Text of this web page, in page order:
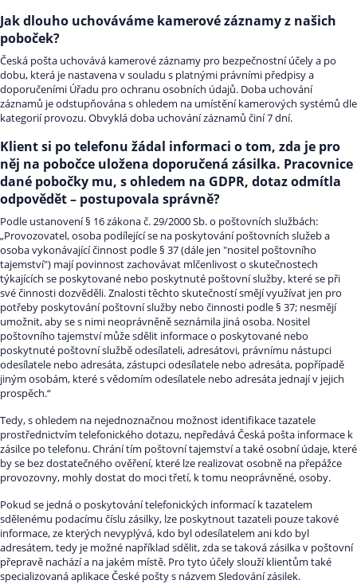
Jak dlouho uchováváme kamerové záznamy z našich
poboček?
Česká pošta uchovává kamerové záznamy pro bezpečnostní účely a po
dobu, která je nastavena v souladu s platnými právními předpisy a
doporučeními Úřadu pro ochranu osobních údajů. Doba uchování
záznamů je odstupňována s ohledem na umístění kamerových systémů dle
kategorií provozu. Obvyklá doba uchování záznamů činí 7 dní.
Klient si po telefonu žádal informaci o tom, zda je pro
něj na pobočce uložena doporučená zásilka. Pracovnice
dané pobočky mu, s ohledem na GDPR, dotaz odmítla
odpovědět – postupovala správně?
Podle ustanovení § 16 zákona č. 29/2000 Sb. o poštovních službách:
„Provozovatel, osoba podílející se na poskytování poštovních služeb a
osoba vykonávající činnost podle § 37 (dále jen "nositel poštovního
tajemství") mají povinnost zachovávat mlčenlivost o skutečnostech
týkajících se poskytované nebo poskytnuté poštovní služby, které se při
své činnosti dozvěděli. Znalosti těchto skutečností smějí využívat jen pro
potřeby poskytování poštovní služby nebo činnosti podle § 37; nesmějí
umožnit, aby se s nimi neoprávněně seznámila jiná osoba. Nositel
poštovního tajemství může sdělit informace o poskytované nebo
poskytnuté poštovní službě odesílateli, adresátovi, právnímu nástupci
odesílatele nebo adresáta, zástupci odesílatele nebo adresáta, popřípadě
jiným osobám, které s vědomím odesílatele nebo adresáta jednají v jejich
prospěch.“
Tedy, s ohledem na nejednoznačnou možnost identifikace tazatele
prostřednictvím telefonického dotazu, nepředává Česká pošta informace k
zásilce po telefonu. Chrání tím poštovní tajemství a také osobní údaje, které
by se bez dostatečného ověření, které lze realizovat osobně na přepážce
provozovny, mohly dostat do moci třetí, k tomu neoprávněné, osoby.
Pokud se jedná o poskytování telefonických informací k tazatelem
sdělenému podacímu číslu zásilky, lze poskytnout tazateli pouze takové
informace, ze kterých nevyplývá, kdo byl odesílatelem ani kdo byl
adresátem, tedy je možné například sdělit, zda se taková zásilka v poštovní
přepravě nachází a na jakém místě. Pro tyto účely slouží klientům také
specializovaná aplikace České pošty s názvem Sledování zásilek.